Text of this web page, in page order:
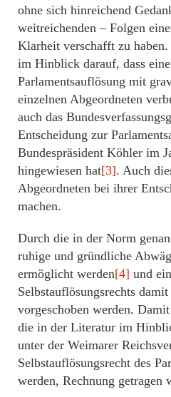
ohne sich hinreichend
weitreichenden – Folgen
Klarheit verschafft zu
im Hinblick darauf, dass
Parlamentsauflösung mit
einzelnen Abgeordneten
auch das
Entscheidung zur
Bundespräsident Köhler im
hingewiesen hat[3]. Auch
Abgeordneten bei ihrer
machen.
Durch die in der Norm
ruhige und gründliche
ermöglicht werden[4] und
Selbstauflösungsrechts
vorgeschoben werden.
die in der Literatur im
unter der Weimarer
Selbstauflösungsrecht des
werden, Rechnung getragen